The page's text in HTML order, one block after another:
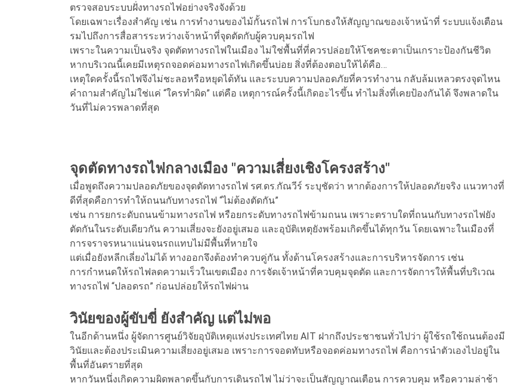
ตรวจสอบระบบฝั่งทางรถไฟอย่างจริงจังด้วย
โดยเฉพาะเรื่องสำคัญ เช่น การทำงานของไม้กั้นรถไฟ การโบกธงให้สัญญาณของเจ้าหน้าที่ ระบบแจ้งเตือน
รมไปถึงการสื่อสารระหว่างเจ้าหน้าที่จุดตัดกับผู้ควบคุมรถไฟ
เพราะในความเป็นจริง จุดตัดทางรถไฟในเมือง ไม่ใช่พื้นที่ที่ควรปล่อยให้โชคชะตาเป็นเกราะป้องกันชีวิต
หากบริเวณนี้เคยมีเหตุรถจอดค่อมทางรถไฟเกิดขึ้นบ่อย สิ่งที่ต้องตอบให้ได้คือ…
เหตุใดครั้งนี้รถไฟจึงไม่ชะลอหรือหยุดได้ทัน และระบบความปลอดภัยที่ควรทำงาน กลับล้มเหลวตรงจุดไหน
คำถามสำคัญไม่ใช่แค่ “ใครทำผิด” แต่คือ เหตุการณ์ครั้งนี้เกิดอะไรขึ้น ทำไมสิ่งที่เคยป้องกันได้ จึงพลาดใน
วันที่ไม่ควรพลาดที่สุด
จุดตัดทางรถไฟกลางเมือง "ความเสี่ยงเชิงโครงสร้าง"
เมื่อพูดถึงความปลอดภัยของจุดตัดทางรถไฟ รศ.ดร.กัณวีร์ ระบุชัดว่า หากต้องการให้ปลอดภัยจริง แนวทางที่
ดีที่สุดคือการทำให้ถนนกับทางรถไฟ “ไม่ต้องตัดกัน”
เช่น การยกระดับถนนข้ามทางรถไฟ หรือยกระดับทางรถไฟข้ามถนน เพราะตราบใดที่ถนนกับทางรถไฟยัง
ตัดกันในระดับเดียวกัน ความเสี่ยงจะยังอยู่เสมอ และอุบัติเหตุยังพร้อมเกิดขึ้นได้ทุกวัน โดยเฉพาะในเมืองที่
การจราจรหนาแน่นจนรถแทบไม่มีพื้นที่หายใจ
แต่เมื่อยังหลีกเลี่ยงไม่ได้ ทางออกจึงต้องทำควบคู่กัน ทั้งด้านโครงสร้างและการบริหารจัดการ เช่น
การกำหนดให้รถไฟลดความเร็วในเขตเมือง การจัดเจ้าหน้าที่ควบคุมจุดตัด และการจัดการให้พื้นที่บริเวณ
ทางรถไฟ “ปลอดรถ” ก่อนปล่อยให้รถไฟผ่าน
วินัยของผู้ขับขี่ ยังสำคัญ แต่ไม่พอ
ในอีกด้านหนึ่ง ผู้จัดการศูนย์วิจัยอุบัติเหตุแห่งประเทศไทย AIT ฝากถึงประชาชนทั่วไปว่า ผู้ใช้รถใช้ถนนต้องมี
วินัยและต้องประเมินความเสี่ยงอยู่เสมอ เพราะการจอดทับหรือจอดค่อมทางรถไฟ คือการนำตัวเองไปอยู่ใน
พื้นที่อันตรายที่สุด
หากวันหนึ่งเกิดความผิดพลาดขึ้นกับการเดินรถไฟ ไม่ว่าจะเป็นสัญญาณเตือน การควบคุม หรือความล่าช้า